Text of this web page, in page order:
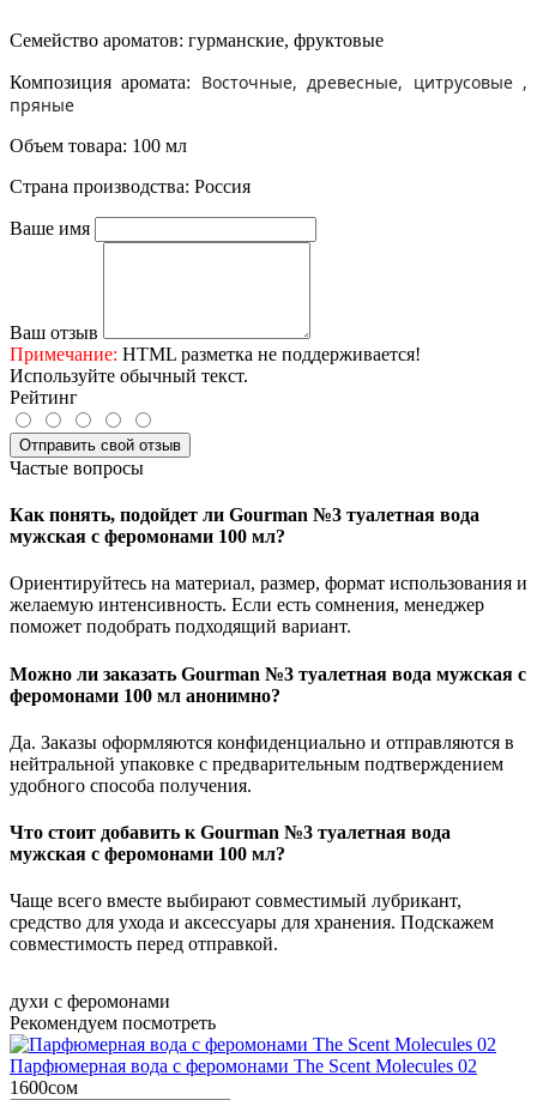
Семейство ароматов: гурманские, фруктовые
Композиция аромата: Восточные, древесные, цитрусовые ,
пряные
Объем товара: 100 мл
Страна производства: Россия
Ваше имя
Ваш отзыв
Примечание: HTML разметка не поддерживается!
Используйте обычный текст.
Рейтинг
Отправить свой отзыв
Частые вопросы
Как понять, подойдет ли Gourman №3 туалетная вода
мужская с феромонами 100 мл?
Ориентируйтесь на материал, размер, формат использования и
желаемую интенсивность. Если есть сомнения, менеджер
поможет подобрать подходящий вариант.
Можно ли заказать Gourman №3 туалетная вода мужская с
феромонами 100 мл анонимно?
Да. Заказы оформляются конфиденциально и отправляются в
нейтральной упаковке с предварительным подтверждением
удобного способа получения.
Что стоит добавить к Gourman №3 туалетная вода
мужская с феромонами 100 мл?
Чаще всего вместе выбирают совместимый лубрикант,
средство для ухода и аксессуары для хранения. Подскажем
совместимость перед отправкой.
духи с феромонами
Рекомендуем посмотреть
Парфюмерная вода с феромонами The Scent Molecules 02
1600сом